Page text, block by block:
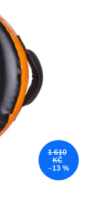
1 610
KČ
–13 %